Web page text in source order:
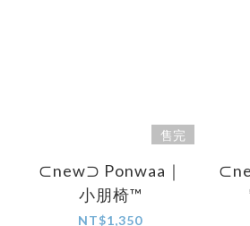
售完
⊂new⊃ Ponwaa｜
小朋椅™
NT$1,350